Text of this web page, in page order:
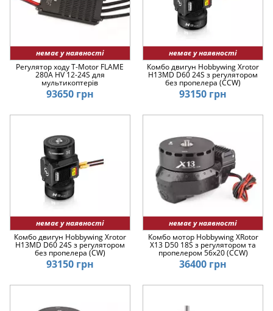
немає у наявності
Регулятор ходу T-Motor FLAME
280A HV 12-24S для
мультикоптерів
93650 грн
немає у наявності
Комбо двигун Hobbywing Xrotor
H13MD D60 24S з регулятором
без пропелера (CCW)
93150 грн
немає у наявності
Комбо двигун Hobbywing Xrotor
H13MD D60 24S з регулятором
без пропелера (CW)
93150 грн
немає у наявності
Комбо мотор Hobbywing XRotor
X13 D50 18S з регулятором та
пропелером 56x20 (CCW)
36400 грн